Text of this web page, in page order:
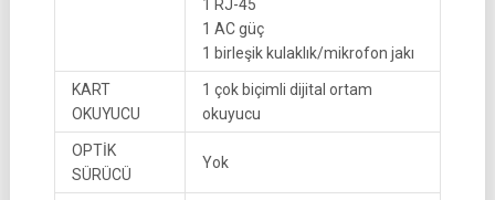
1 RJ-45
1 AC güç
1 birleşik kulaklık/mikrofon jakı
KART
OKUYUCU
1 çok biçimli dijital ortam
okuyucu
OPTİK
SÜRÜCÜ
Yok